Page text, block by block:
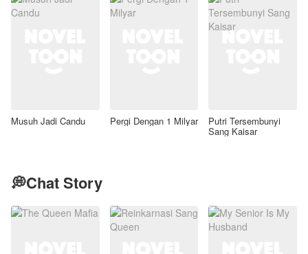
Musuh Jadi Candu Pergi Dengan 1 Milyar Putri Tersembunyi
Sang Kaisar
💭Chat Story